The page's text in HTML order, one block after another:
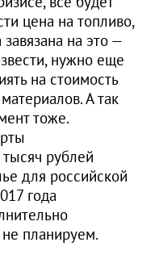
цена на топливо,
на это —
нужно еще
на стоимость
А так
тоже.
рублей
для российской
года
планируем.